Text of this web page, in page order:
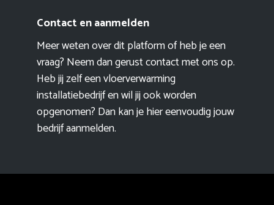
Contact en aanmelden
Meer weten over dit platform of heb je een
vraag? Neem dan gerust contact met ons op.
Heb jij zelf een vloerverwarming
installatiebedrijf en wil jij ook worden
opgenomen? Dan kan je hier eenvoudigjouw
bedrijf aanmelden.